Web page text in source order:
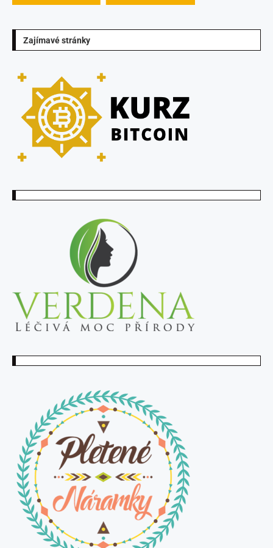
Zajímavé stránky